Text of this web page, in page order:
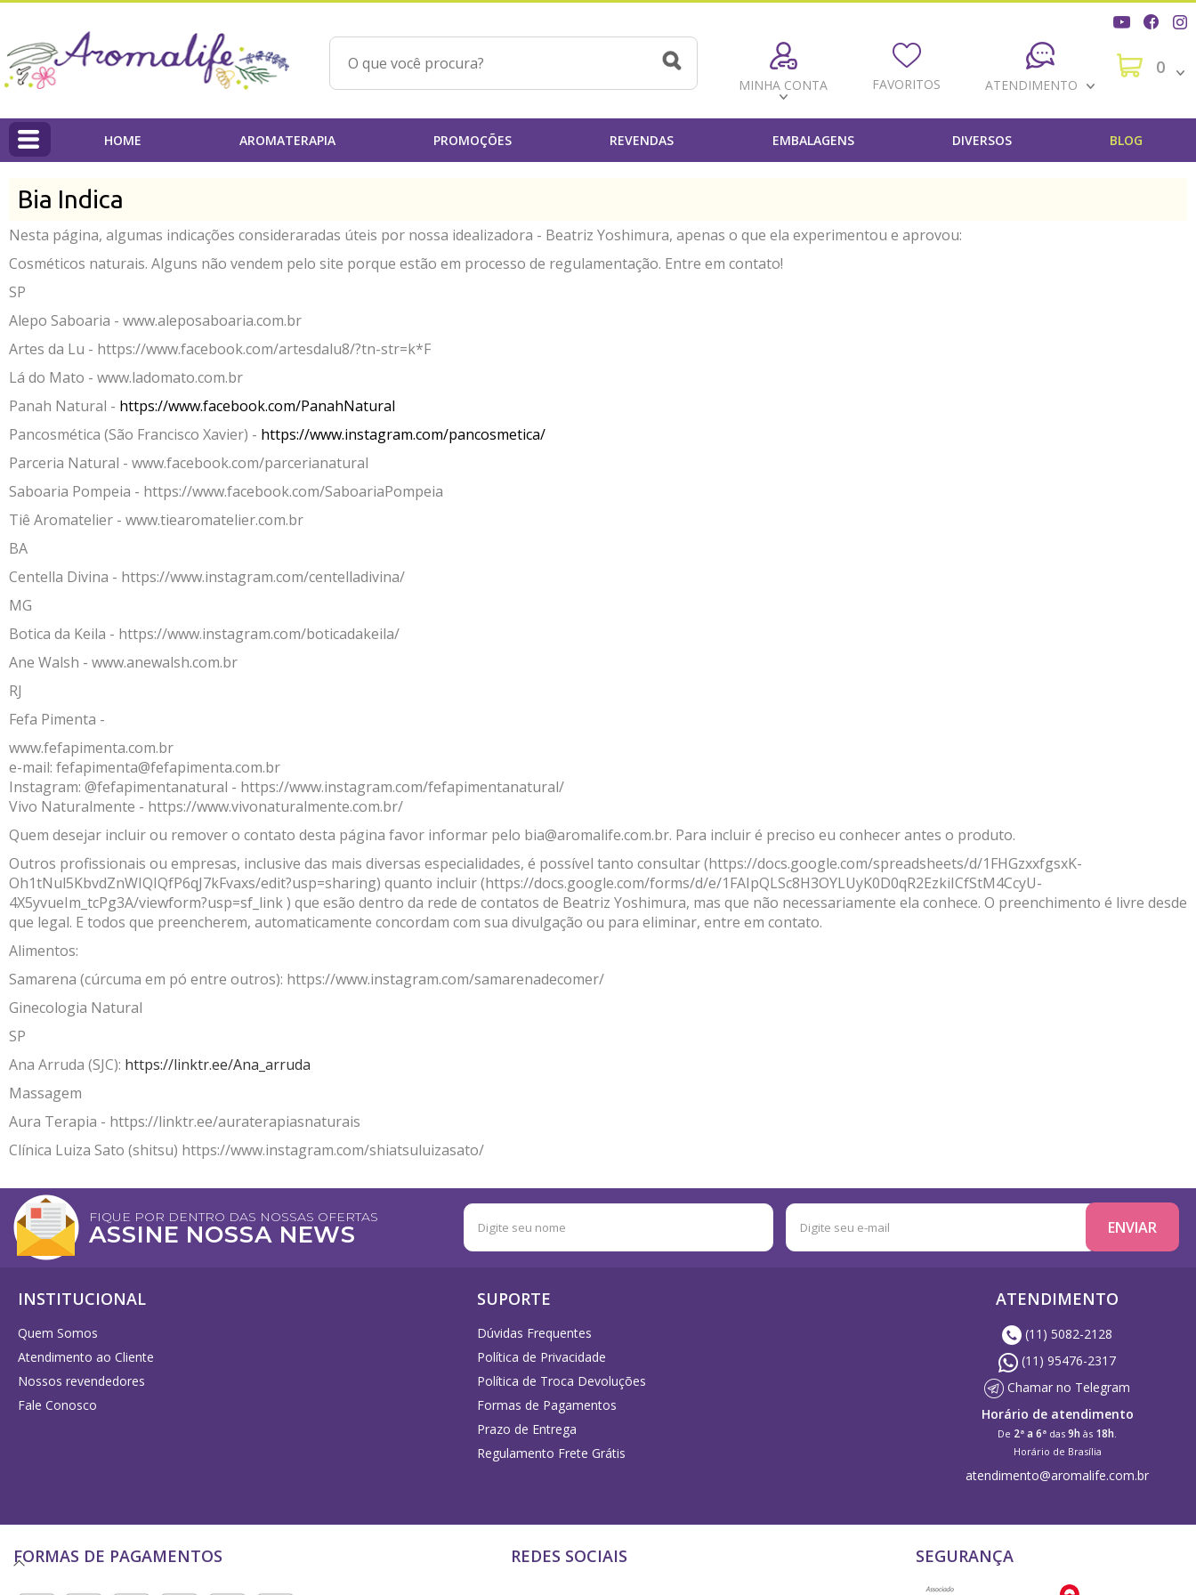
MINHA CONTA FAVORITOS ATENDIMENTO
0
HOME
Qualidade dos Produtos / IBD
Ações Beneficentes
Receitas
Novidades
Cursos
Óleos Essenciais
Difusores Ambientais
Difusores Pessoais
Bases Neutras
Livros
Cuidados Pessoais
Roll-on e Sinergias
Agosto na Aromalife
REVENDAS
Consultor de Vendas
Distribuição
EMBALAGENS
Frascos Rosca 28
Frascos Rosca 18
HOME AROMATERAPIA PROMOÇÕES REVENDAS EMBALAGENS DIVERSOS BLOG
Bia Indica
Nesta página, algumas indicações consideraradas úteis por nossa idealizadora - Beatriz Yoshimura, apenas o que ela experimentou e aprovou:
Cosméticos naturais. Alguns não vendem pelo site porque estão em processo de regulamentação. Entre em contato!
SP
Alepo Saboaria - www.aleposaboaria.com.br
Artes da Lu - https://www.facebook.com/artesdalu8/?tn-str=k*F
Lá do Mato - www.ladomato.com.br
Panah Natural - https://www.facebook.com/PanahNatural
Pancosmética (São Francisco Xavier) - https://www.instagram.com/pancosmetica/
Parceria Natural - www.facebook.com/parcerianatural
Saboaria Pompeia - https://www.facebook.com/SaboariaPompeia
Tiê Aromatelier - www.tiearomatelier.com.br
BA
Centella Divina - https://www.instagram.com/centelladivina/
MG
Botica da Keila - https://www.instagram.com/boticadakeila/
Ane Walsh - www.anewalsh.com.br
RJ
Fefa Pimenta -
www.fefapimenta.com.br
e-mail: fefapimenta@fefapimenta.com.br
Instagram: @fefapimentanatural - https://www.instagram.com/fefapimentanatural/
Vivo Naturalmente - https://www.vivonaturalmente.com.br/
Quem desejar incluir ou remover o contato desta página favor informar pelo bia@aromalife.com.br. Para incluir é preciso eu conhecer antes o produto.
Outros profissionais ou empresas, inclusive das mais diversas especialidades, é possível tanto consultar (https://docs.google.com/spreadsheets/d/1FHGzxxfgsxK-
Oh1tNul5KbvdZnWIQIQfP6qJ7kFvaxs/edit?usp=sharing) quanto incluir (https://docs.google.com/forms/d/e/1FAIpQLSc8H3OYLUyK0D0qR2EzkiICfStM4CcyU-
4X5yvueIm_tcPg3A/viewform?usp=sf_link) que esão dentro da rede de contatos de Beatriz Yoshimura, mas que não necessariamente ela conhece. O preenchimento é livre desde
que legal. E todos que preencherem, automaticamente concordam com sua divulgação ou para eliminar, entre em contato.
Alimentos:
Samarena (cúrcuma em pó entre outros): https://www.instagram.com/samarenadecomer/
Ginecologia Natural
SP
Ana Arruda (SJC): https://linktr.ee/Ana_arruda
Massagem
Aura Terapia - https://linktr.ee/auraterapiasnaturais
Clínica Luiza Sato (shitsu) https://www.instagram.com/shiatsuluizasato/
FIQUE POR DENTRO DAS NOSSAS OFERTAS
ASSINE NOSSA NEWS
INSTITUCIONAL
Quem Somos
Atendimento ao Cliente
Nossos revendedores
Fale Conosco
SUPORTE
Dúvidas Frequentes
Política de Privacidade
Política de Troca Devoluções
Formas de Pagamentos
Prazo de Entrega
Regulamento Frete Grátis
ATENDIMENTO
(11) 5082-2128
(11) 95476-2317
Chamar no Telegram
Horário de atendimento
De 2ª a 6ª das9h às 18h.
Horário de Brasília
atendimento@aromalife.com.br
FORMAS DE PAGAMENTOS REDES SOCIAIS SEGURANÇA